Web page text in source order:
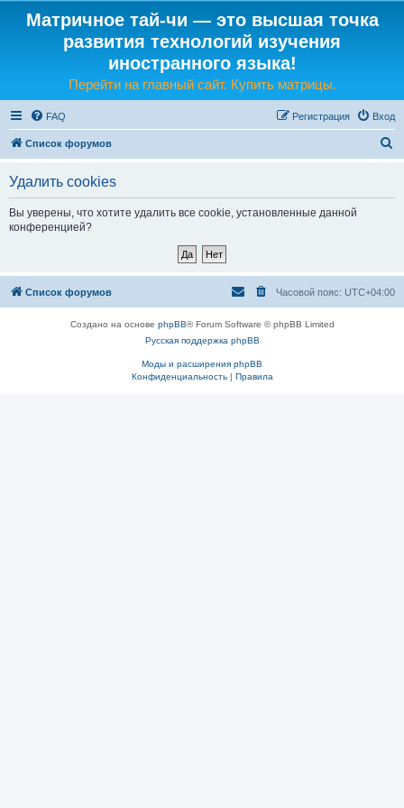
Матричное тай-чи — это высшая точка
развития технологий изучения
иностранного языка!
Перейти на главный сайт. Купить матрицы.
FAQ Вход
Регистрация
Список форумов
Удалить cookies
Вы уверены, что хотите удалить все cookie, установленные данной
конференцией?
Список форумов Часовой пояс: UTC+04:00
Создано на основе phpBB® Forum Software © phpBB Limited
Русская поддержка phpBB
Моды и расширения phpBB
Конфиденциальность| Правила